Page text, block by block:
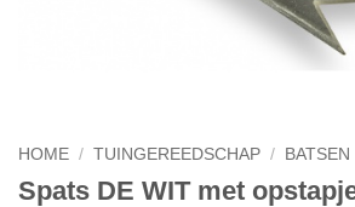
HOME / TUINGEREEDSCHAP / BATSEN
Spats DE WIT met